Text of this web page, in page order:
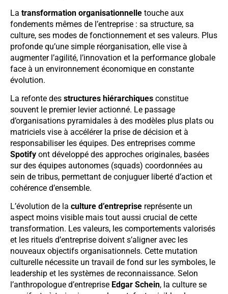
La transformation organisationnelle touche aux
fondements mêmes de l’entreprise : sa structure, sa
culture, ses modes de fonctionnement et ses valeurs. Plus
profonde qu’une simple réorganisation, elle vise à
augmenter l’agilité, l’innovation et la performance globale
face à un environnement économique en constante
évolution.
La refonte des structures hiérarchiques constitue
souvent le premier levier actionné. Le passage
d’organisations pyramidales à des modèles plus plats ou
matriciels vise à accélérer la prise de décision et à
responsabiliser les équipes. Des entreprises comme
Spotify ont développé des approches originales, basées
sur des équipes autonomes (squads) coordonnées au
sein de tribus, permettant de conjuguer liberté d’action et
cohérence d’ensemble.
L’évolution de la culture d’entreprise représente un
aspect moins visible mais tout aussi crucial de cette
transformation. Les valeurs, les comportements valorisés
et les rituels d’entreprise doivent s’aligner avec les
nouveaux objectifs organisationnels. Cette mutation
culturelle nécessite un travail de fond sur les symboles, le
leadership et les systèmes de reconnaissance. Selon
l’anthropologue d’entreprise Edgar Schein, la culture se